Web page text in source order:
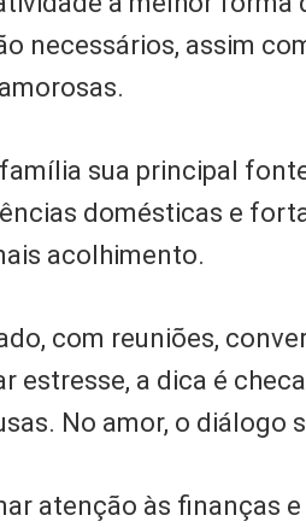
necessários, assim
sua principal
domésticas e
acolhimento.
com reuniões,
estresse, a dica é
No amor, o diálogo
atenção às finanças